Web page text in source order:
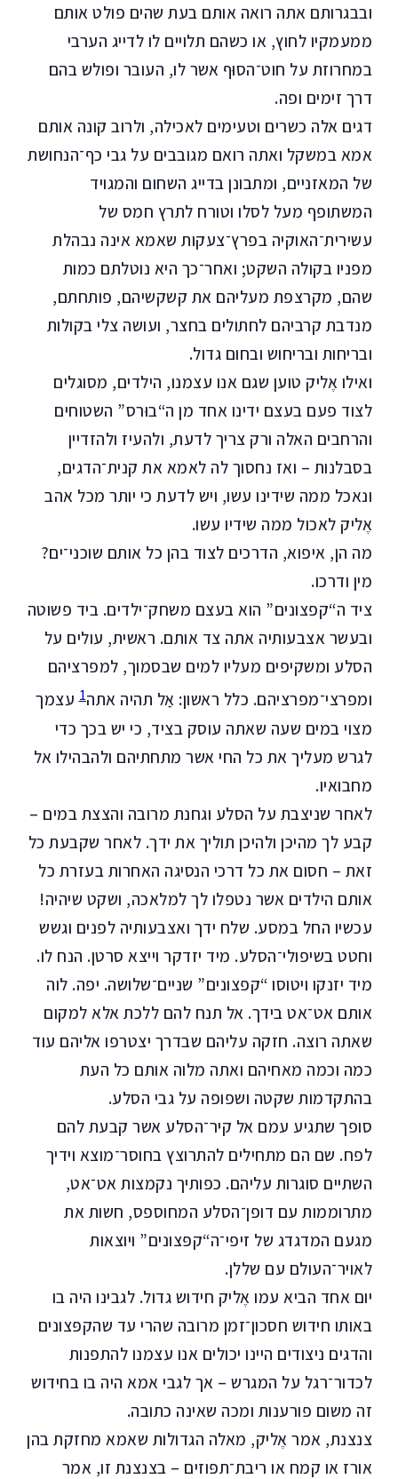
ובבגרותם אתה רואה אותם בעת שהים פולט אותם
ממעמקיו לחוץ, או כשהם תלויים לו לדייג הערבי
במחרוזת על חוט־הסוּף אשר לו, העובר ופולש בהם
דרך זימים ופה.
דגים אלה כשרים וטעימים לאכילה, ולרוב קונה אותם
אמא במשקל ואתה רואם מגובבים על גבי כף־הנחושת
של המאזניים, ומתבונן בדייג השחום והמגויד
המשתופף מעל לסלו וטורח לתרץ חמס של
עשירית־האוקיה בפרץ־צעקות שאמא אינה נבהלת
מפניו בקולה השקט; ואחר־כך היא נוטלתם כמות
שהם, מקרצפת מעליהם את קשקשיהם, פותחתם,
מנדבת קרביהם לחתולים בחצר, ועושה צלי בקולות
ובריחות ובריחוש ובחום גדול.
ואילו אֶליק טוען שגם אנו עצמנו, הילדים, מסוגלים
לצוד פעם בעצם ידינו אחד מן ה“בוּרס” השטוחים
והרחבים האלה ורק צריך לדעת, ולהעיז ולהזדיין
בסבלנות – ואז נחסוך לה לאמא את קנית־הדגים,
ונאכל ממה שידינו עשו, ויש לדעת כי יותר מכל אהב
אֶליק לאכול ממה שידיו עשו.
מה הן, איפוא, הדרכים לצוד בהן כל אותם שוכני־ים?
מין ודרכו.
ציד ה“קפצונים” הוא בעצם משחק־ילדים. ביד פשוטה
ובעשר אצבעותיה אתה צד אותם. ראשית, עולים על
הסלע ומשקיפים מעליו למים שבסמוך, למפרציהם
ומפרצי־מפרציהם. כלל ראשון: אַל תהיה אתה1עצמך
מצוי במים שעה שאתה עוסק בציד, כי יש בכך כדי
לגרש מעליך את כל החי אשר מתחתיהם ולהבהילו אל
מחבואיו.
לאחר שניצבת על הסלע וגחנת מרובה והצצת במים –
קבע לך מהיכן ולהיכן תוליך את ידך. לאחר שקבעת כל
זאת – חסום את כל דרכי הנסיגה האחרות בעזרת כל
אותם הילדים אשר נטפלו לך למלאכה, ושקט שיהיה!
עכשיו החל במסע. שלח ידך ואצבעותיה לפנים וגשש
וחטט בשיפולי־הסלע. מיד יזדקר וייצא סרטן. הנח לו.
מיד יזנקו ויטוסו “קפצונים” שניים־שלושה. יפה. לוה
אותם אט־אט בידך. אל תנח להם ללכת אלא למקום
שאתה רוצה. חזקה עליהם שבדרך יצטרפו אליהם עוד
כמה וכמה מאחיהם ואתה מלוה אותם כל העת
בהתקדמות שקטה ושפופה על גבי הסלע.
סופך שתגיע עמם אל קיר־הסלע אשר קבעת להם
לפח. שם הם מתחילים להתרוצץ בחוסר־מוצא וידיך
השתיים סוגרות עליהם. כפותיך נקמצות אט־אט,
מתרוממות עם דופן־הסלע המחוספס, חשות את
מגעם המדגדג של זיפי־ה“קפּצונים” ויוצאות
לאויר־העולם עם שללן.
יום אחד הביא עמו אֶליק חידוש גדול. לגבינו היה בו
באותו חידוש חסכון־זמן מרובה שהרי עד שהקפּצונים
והדגים ניצודים היינו יכולים אנו עצמנו להתפנות
לכדור־רגל על המגרש – אך לגבי אמא היה בו בחידוש
זה משום פורענות ומכה שאינה כתובה.
צנצנת, אמר אֶליק, מאלה הגדולות שאמא מחזקת בהן
אורז או קמח או ריבת־תפּוזים – בצנצנת זו, אמר